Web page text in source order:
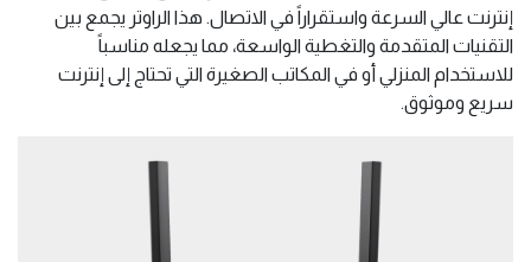
إنترنت عالي السرعة واستقراراً في الاتصال. هذا الراوتر يجمع بين
التقنيات المتقدمة والتغطية الواسعة، مما يجعله مناسباً
للاستخدام المنزلي أو في المكاتب الصغيرة التي تحتاج إلى إنترنت
سريع وموثوق.